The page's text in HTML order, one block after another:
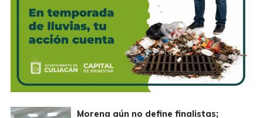
Morena aún no define finalistas;